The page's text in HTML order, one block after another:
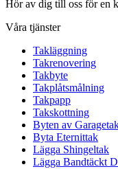
Hör av dig till oss för en
Våra tjänster
Takläggning
Takrenovering
Takbyte
Takplåtsmålning
Takpapp
Takskottning
Byten av
Byta Eternittak
Lägga Shingeltak
Lägga Bandtäckt